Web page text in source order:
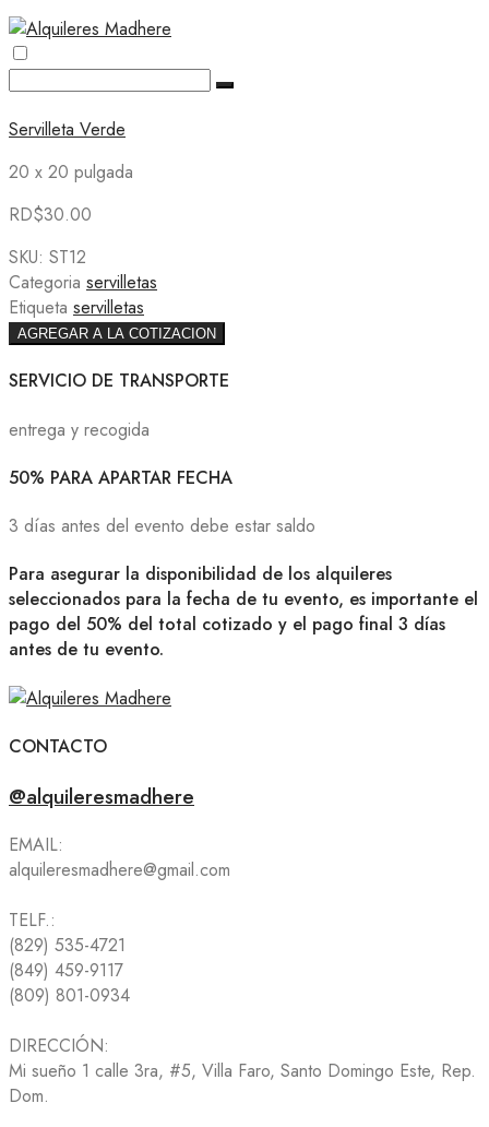
Servilleta Verde
20 x 20 pulgada
RD$30.00
SKU: ST12
Categoria servilletas
Etiqueta servilletas
AGREGAR A LA COTIZACION
SERVICIO DE TRANSPORTE
entrega y recogida
50% PARA APARTAR FECHA
3 días antes del evento debe estar saldo
Para asegurar la disponibilidad de los alquileres
seleccionados para la fecha de tu evento, es importante el
pago del 50% del total cotizado y el pago final 3 días
antes de tu evento.
CONTACTO
@alquileresmadhere
EMAIL:
alquileresmadhere@gmail.com
TELF.:
(829) 535-4721
(849) 459-9117
(809) 801-0934
DIRECCIÓN:
Mi sueño 1 calle 3ra, #5, Villa Faro, Santo Domingo Este, Rep.
Dom.